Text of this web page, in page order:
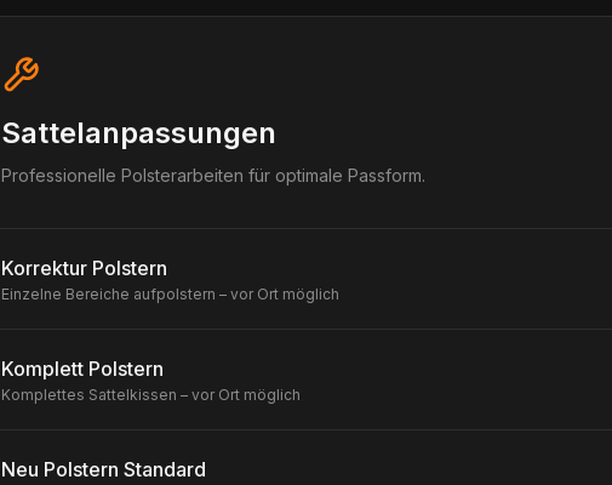
Sattelanpassungen
Professionelle Polsterarbeiten für optimale Passform.
Korrektur Polstern
Einzelne Bereiche aufpolstern – vor Ort möglich
Komplett Polstern
Komplettes Sattelkissen – vor Ort möglich
Neu Polstern Standard